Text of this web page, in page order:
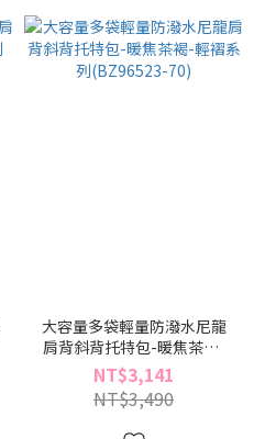
大容量多袋輕量防潑水尼龍
肩背斜背托特包-暖焦茶褐-
輕褶系列(BZ96523-70)
NT$3,141
NT$3,490